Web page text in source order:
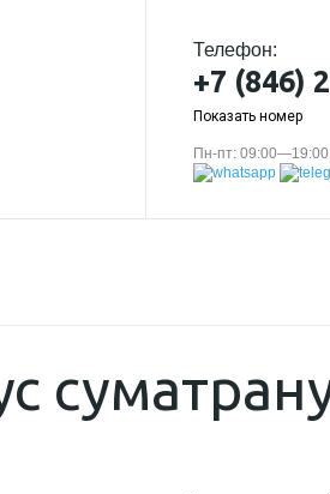
Телефон:
+7 (846)
Показать номер
Пн-пт: